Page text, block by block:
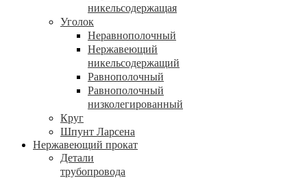
никельсодержащая
Уголок
Неравнополочный
Нержавеющий
никельсодержащий
Равнополочный
Равнополочный
низколегированный
Круг
Шпунт Ларсена
Нержавеющий прокат
Детали
трубопровода